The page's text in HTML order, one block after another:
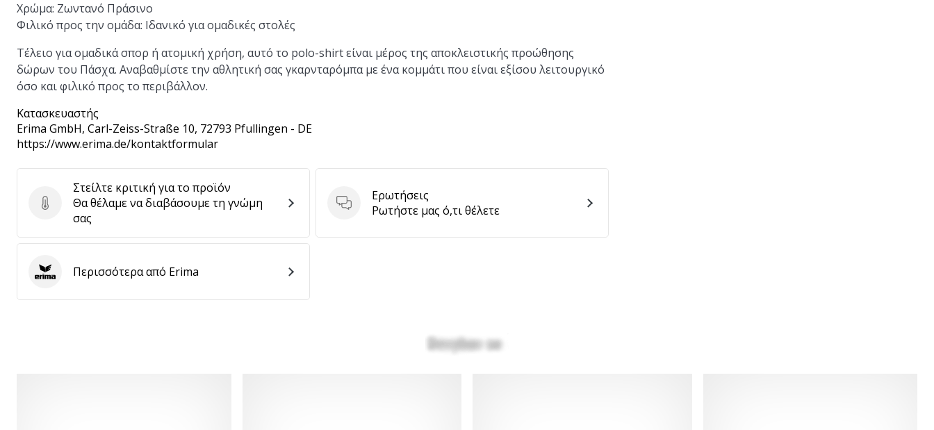
Χρώμα: Ζωντανό Πράσινο
Φιλικό προς την ομάδα: Ιδανικό για ομαδικές στολές
Τέλειο για ομαδικά σπορ ή ατομική χρήση, αυτό το polo-shirt είναι μέρος της αποκλειστικής προώθησης
δώρων του Πάσχα. Αναβαθμίστε την αθλητική σας γκαρνταρόμπα με ένα κομμάτι που είναι εξίσου λειτουργικό
όσο και φιλικό προς το περιβάλλον.
Κατασκευαστής
Erima GmbH, Carl-Zeiss-Straße 10, 72793 Pfullingen - DE
https://www.erima.de/kontaktformular
Στείλτε κριτική για το προϊόν
Στείλτε κριτική για το προϊόν
Θα θέλαμε να διαβάσουμε τη γνώμη
σας
Ερωτήσεις
Ερωτήσεις
Ρωτήστε μας ό,τι θέλετε
ErimaΠερισσότερα από Erima